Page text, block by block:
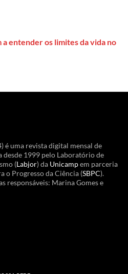
entender os limites da vida no
é uma revista digital mensal de
1999 pelo Laboratório de
(Labjor) da Unicampem parceria
o Progresso da Ciência (SBPC).
responsáveis: Marina Gomes e